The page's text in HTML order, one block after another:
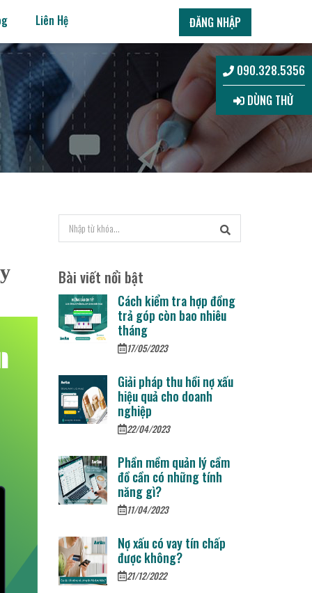
Liên Hệ ĐĂNG NHẬP
Bài viết nổi bật
Cách kiểm tra hợp đồng
trả góp còn bao nhiêu
tháng
17/05/2023
Giải pháp thu hồi nợ xấu
hiệu quả cho doanh
nghiệp
22/04/2023
Phần mềm quản lý cầm
đồ cần có những tính
năng gì?
11/04/2023
Nợ xấu có vay tín chấp
được không?
21/12/2022
090.328.5356
DÙNG THỬ